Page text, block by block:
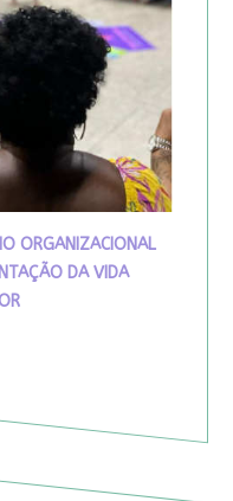
ORGANIZACIONAL
DA VIDA